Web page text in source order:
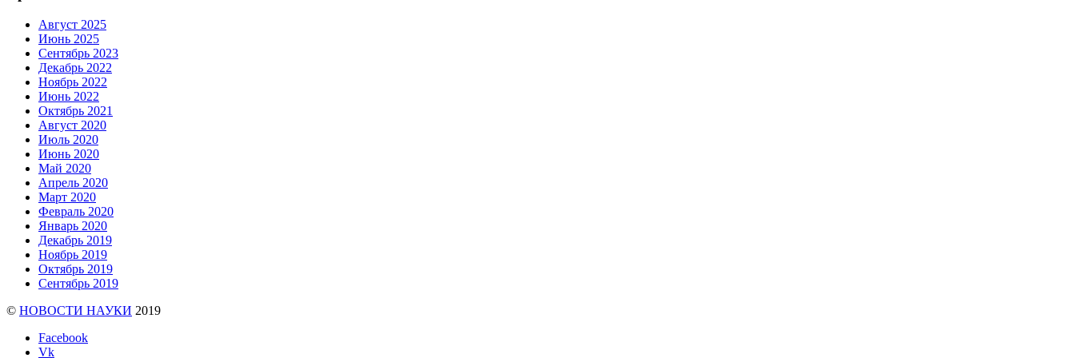
Август 2025
Июнь 2025
Сентябрь 2023
Декабрь 2022
Ноябрь 2022
Июнь 2022
Октябрь 2021
Август 2020
Июль 2020
Июнь 2020
Май 2020
Апрель 2020
Март 2020
Февраль 2020
Январь 2020
Декабрь 2019
Ноябрь 2019
Октябрь 2019
Сентябрь 2019
© НОВОСТИ НАУКИ 2019
Facebook
Vk